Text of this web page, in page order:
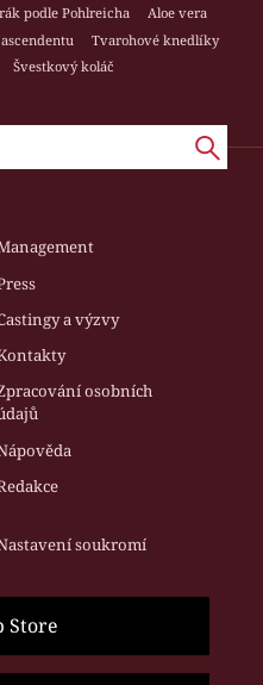
podle Pohlreicha
Aloe vera
Tvarohové knedlíky
Švestkový koláč
a výzvy
osobních
soukromí
Store